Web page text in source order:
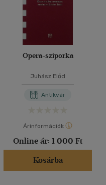
Opera-sziporka
Juhász Előd
Antikvár
Árinformációk
Online ár: 1 000 Ft
Kosárba